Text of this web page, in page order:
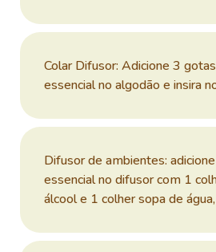
Colar Difusor: Adicione 3
essencial no algodão e insira
Difusor de ambientes:
essencial no difusor com 1
álcool e 1 colher sopa de